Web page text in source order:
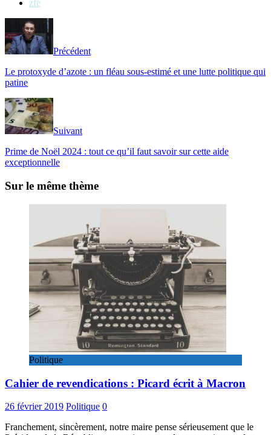
zfe
Précédent
Le protoxyde d’azote : un fléau sous-estimé et une lutte politique qui
patine
Suivant
Prime de Noël 2024 : tout ce qu’il faut savoir sur cette aide
exceptionnelle
Sur le même thème
Politique
Cahier de revendications : Picard écrit à Macron
26 février 2019 Politique 0
Franchement, sincèrement, notre maire pense sérieusement que le